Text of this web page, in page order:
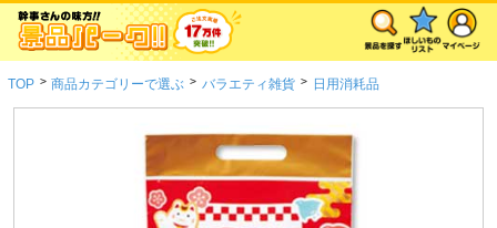
TOP > 商品カテゴリーで選ぶ > バラエティ雑貨 > 日用消耗品